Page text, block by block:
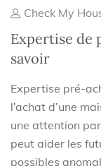
Check My
Expertise de
savoir
Expertise pré-
l’achat d’une
une attention
peut aider les
possibles